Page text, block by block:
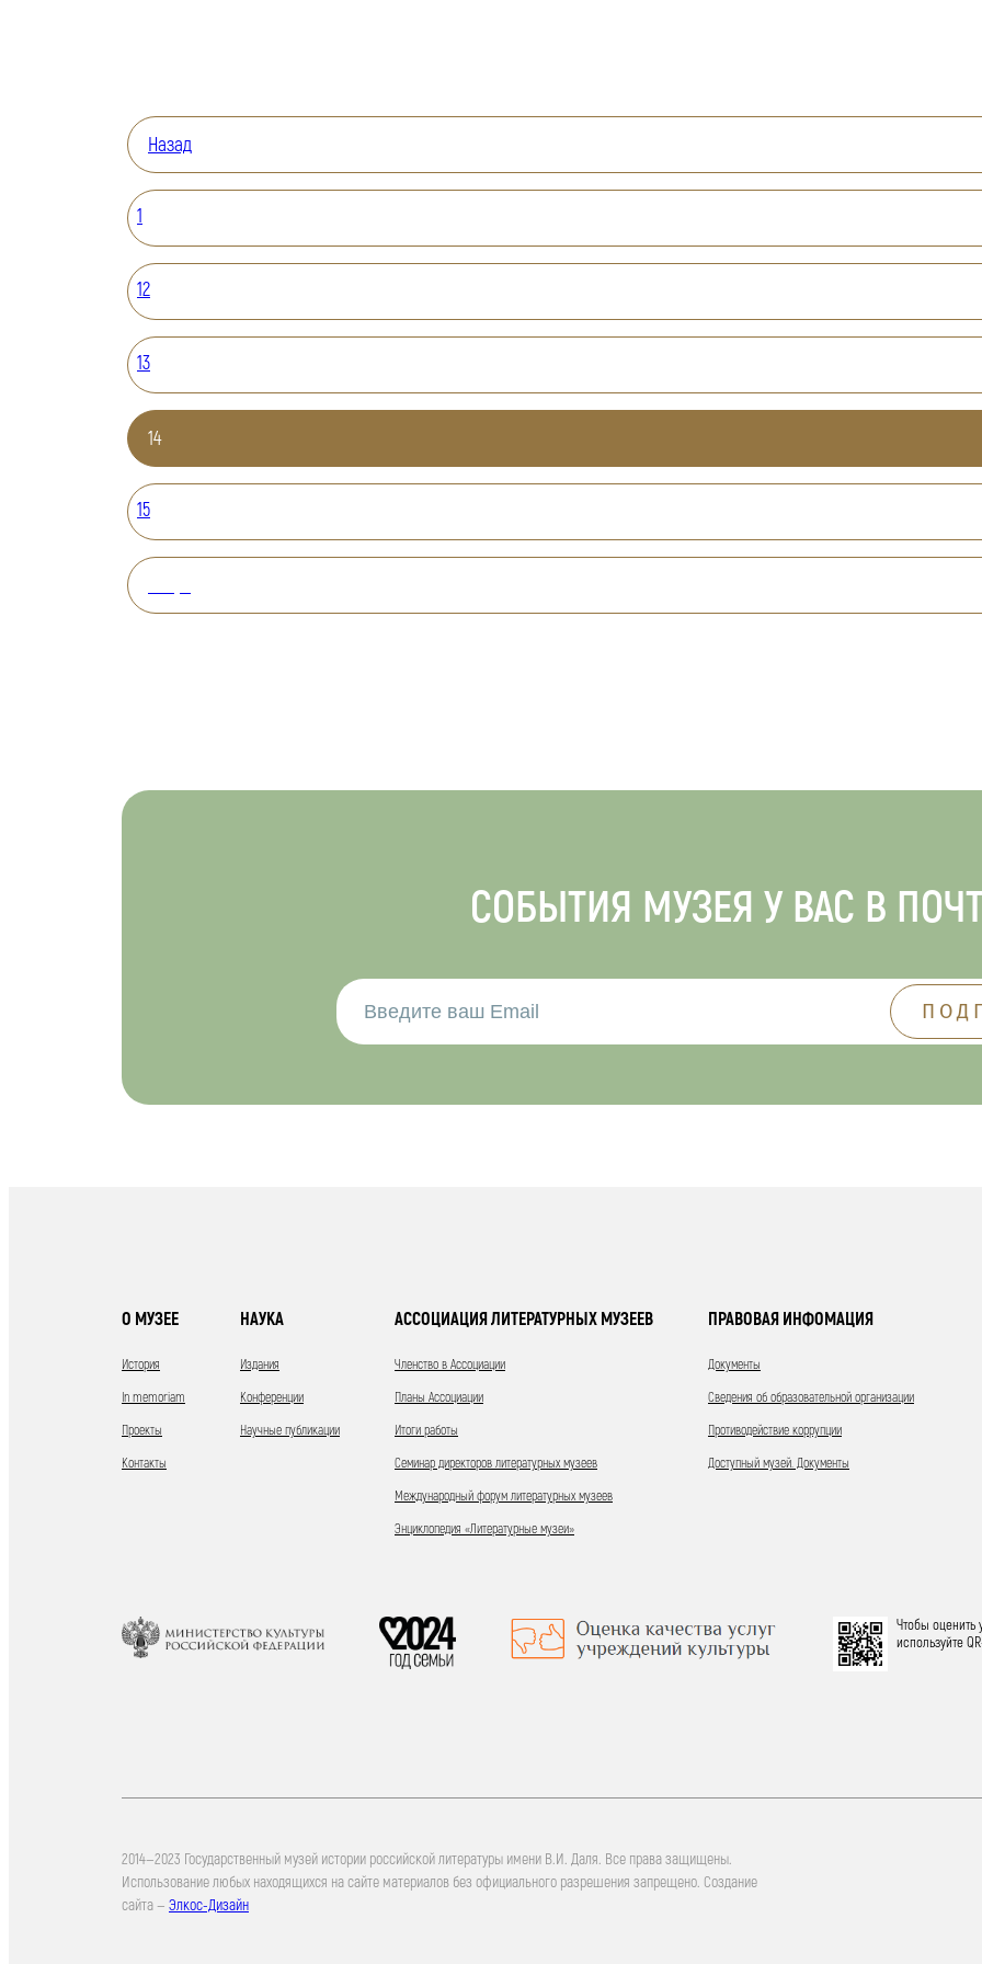
Назад
1
12
13
14
15
СОБЫТИЯ МУЗЕЯ У ВАС В
О МУЗЕЕ
История
In memoriam
Проекты
Контакты
НАУКА
Издания
Конференции
Научные публикации
АССОЦИАЦИЯ ЛИТЕРАТУРНЫХ МУЗЕЕВ
Членство в Ассоциации
Планы Ассоциации
Итоги работы
Семинар директоров литературных музеев
Международный форум литературных музеев
Энциклопедия «Литературные музеи»
ПРАВОВАЯ ИНФОМАЦИЯ
Документы
Сведения об образовательной организации
Противодействие коррупции
Доступный музей. Документы
Чтобы оценить
используйте
2014—2023 Государственный музей истории российской литературы имени В.И. Даля. Все права защищены.
Использование любых находящихся на сайте материалов без официального разрешения запрещено. Создание
сайта — Элкос-Дизайн